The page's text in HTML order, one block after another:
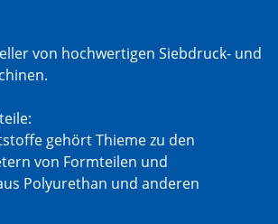
von hochwertigen Siebdruck- und
gehört Thieme zu den
von Formteilen und
Polyurethan und anderen